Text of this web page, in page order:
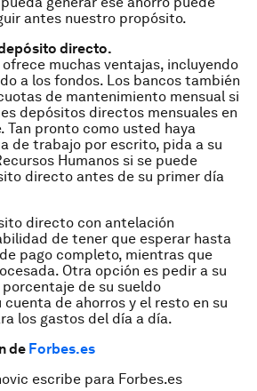
antes nuestro propósito.
directo.
muchas ventajas, incluyendo
a los fondos. Los bancos también
de mantenimiento mensual si
depósitos directos mensuales en
Tan pronto como usted haya
de trabajo por escrito, pida a su
Humanos si se puede
directo antes de su primer día
directo con antelación
de tener que esperar hasta
pago completo, mientras que
Otra opción es pedir a su
de su sueldo
de ahorros y el resto en su
los gastos del día a día.
de Forbes.es
escribe para Forbes.es